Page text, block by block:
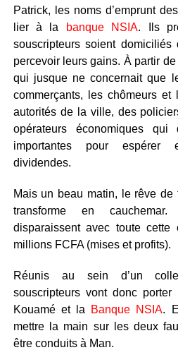
Patrick, les noms d’emprunt
lier à la
banque NSIA. Ils
souscripteurs soient
percevoir leurs gains. À partir
qui jusque ne concernait que
commerçants, les chômeurs
autorités de la ville, des
opérateurs économiques qui
importantes pour espérer
dividendes.
Mais un beau matin, le rêve
transforme en
disparaissent avec toute cette
millions FCFA (mises et profits).
Réunis au sein d’un
souscripteurs vont donc
Kouamé et la
Banque NSIA.
mettre la main sur les deux
être conduits à Man.